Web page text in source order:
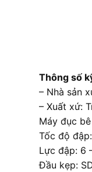
Thông số
– Nhà sản
– Xuất xứ:
Máy đục
Tốc độ
Lực đập: 6
Đầu kẹp: